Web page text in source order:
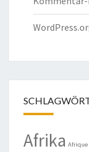
Afrika Afrique